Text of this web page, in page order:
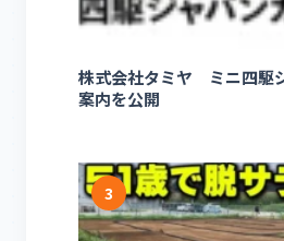
株式会社タミヤ ミニ四駆
案内を公開
3